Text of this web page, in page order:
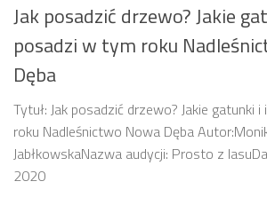
Jak posadzić drzewo? Jakie
posadzi w tym roku
Dęba
Tytuł: Jak posadzić drzewo? Jakie gatunki
roku Nadleśnictwo Nowa Dęba
JabłkowskaNazwa audycji: Prosto z
2020